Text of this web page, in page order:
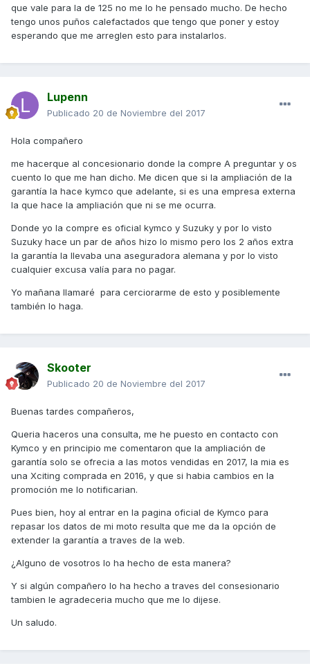
que vale para la de 125 no me lo he pensado mucho. De hecho
tengo unos puños calefactados que tengo que poner y estoy
esperando que me arreglen esto para instalarlos.
Lupenn
Publicado 20 de Noviembre del 2017
Hola compañero
me hacerque al concesionario donde la compre A preguntar y os
cuento lo que me han dicho. Me dicen que si la ampliación de la
garantía la hace kymco que adelante, si es una empresa externa
la que hace la ampliación que ni se me ocurra.
Donde yo la compre es oficial kymco y Suzuky y por lo visto
Suzuky hace un par de años hizo lo mismo pero los 2 años extra
la garantía la llevaba una aseguradora alemana y por lo visto
cualquier excusa valía para no pagar.
Yo mañana llamaré para cerciorarme de esto y posiblemente
también lo haga.
Skooter
Publicado 20 de Noviembre del 2017
Buenas tardes compañeros,
Queria haceros una consulta, me he puesto en contacto con
Kymco y en principio me comentaron que la ampliación de
garantía solo se ofrecia a las motos vendidas en 2017, la mia es
una Xciting comprada en 2016, y que si habia cambios en la
promoción me lo notificarian.
Pues bien, hoy al entrar en la pagina oficial de Kymco para
repasar los datos de mi moto resulta que me da la opción de
extender la garantía a traves de la web.
¿Alguno de vosotros lo ha hecho de esta manera?
Y si algún compañero lo ha hecho a traves del consesionario
tambien le agradeceria mucho que me lo dijese.
Un saludo.